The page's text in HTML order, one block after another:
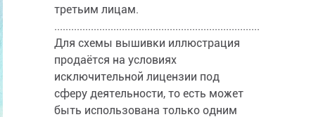
третьим лицам.
.........................................................................
Для схемы вышивки иллюстрация
продаётся на условиях
исключительной лицензии под
сферу деятельности, то есть может
быть использована только одним